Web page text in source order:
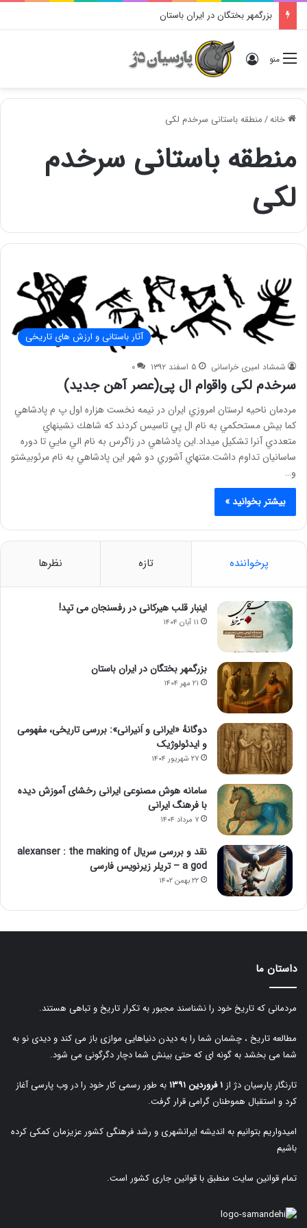
بزرگمهر بختگان در ایران باستان
منو ورود
خانه/منطقه باستانی سرخدم لکی
منطقه باستانی سرخدم
لکی
آثار باستانی و ارزش های تاریخی
شمشاد امیری خراسانی ۵ اسفند ۱۳۹۲ ۰
سرخدم لكی واقوام ال پی(عصر آهن جديد)
مردمان ناحيه لرستان امروزي ايران در نيمه نخست هزاره اول پ م پادشاهي
كما بيش مستحكمي به نام ال پي تاسيس كردند كه شاهك نشينهاي
متعددي آنرا تشكيل ميداد.اين پادشاهي در زاگرس به نام الي مايي تا دوره
ساسانيان تداوم داشت.متنهاي آشوري دو شهر اين پادشاهي به نام مرئوبيشتو
و…
بیشتر بخوانید »
پرخواننده تازه نظرها
اینبار قلب هیرکانی در رفسنجان می تپد!
۱۱ آبان ۱۴۰۴
بزرگمهر بختگان در ایران باستان
۲۱ مهر ۱۴۰۴
دوگانهٔ «ایرانی و اَنیرانی»: بررسی تاریخی، مفهومی
و ایدئولوژیک
۲۷ شهریور ۱۴۰۴
سامانه هوش مصنوعی ایرانی رخشای آموزش دیده
با فرهنگ ایرانی
۷ مرداد ۱۴۰۴
نقد و بررسی سریال alexanser : the making of
a god – تریلر زیرنویس فارسی
۲۲ بهمن ۱۴۰۲
داستان ما
مردمانی که تاریخ خود را نشناسند مجبور به تکرار تاریخ و تباهی هستند.
مطالعه تاریخ ، چشمان شما را به دیدن دنیاهایی موازی باز می کند و دیدی نو به
شما می بخشد به گونه ای که حتی بینش شما دچار دگرگونی می شود.
تارنگار پارسیان دژ از ۱ فروردین ۱۳۹۱
به طور رسمی کار خود را در وب پارسی آغاز
کرد و استقبال هموطنان گرامی قرار گرفت.
امیدواریم بتوانیم به اندیشه ایرانشهری و رشد فرهنگی کشور عزیزمان کمکی کرده
باشیم
تمام قوانین سایت منطبق با قوانین جاری کشور است.